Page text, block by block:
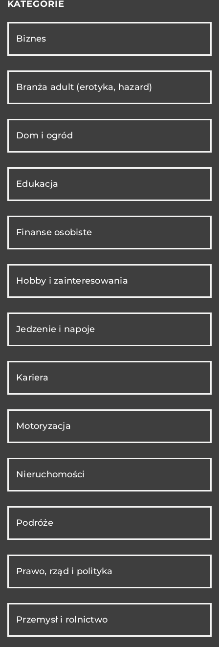
KATEGORIE
Biznes
Branża adult (erotyka, hazard)
Dom i ogród
Edukacja
Finanse osobiste
Hobby i zainteresowania
Jedzenie i napoje
Kariera
Motoryzacja
Nieruchomości
Podróże
Prawo, rząd i polityka
Przemysł i rolnictwo